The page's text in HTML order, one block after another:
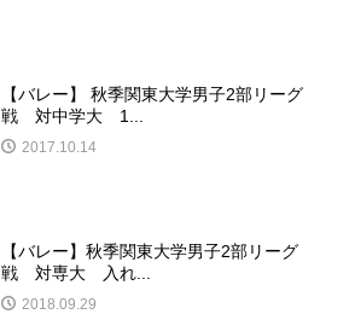
【バレー】 秋季関東大学男子2部リーグ
戦 対中学大 1...
2017.10.14
【バレー】秋季関東大学男子2部リーグ
戦 対専大 入れ...
2018.09.29